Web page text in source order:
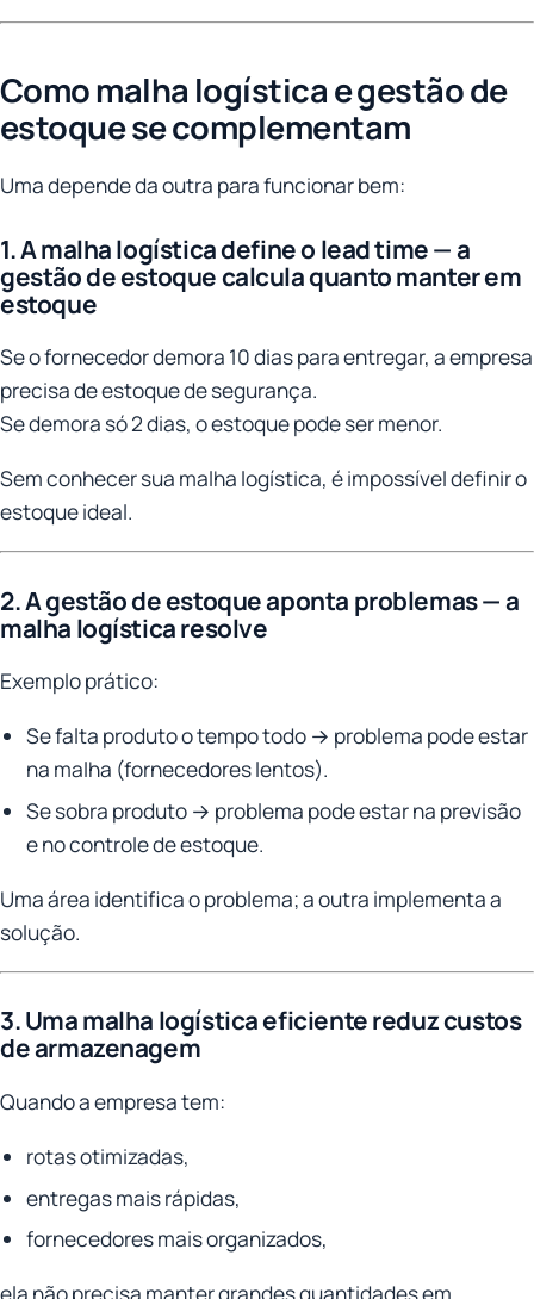
Como malha logística e gestão de
estoque se complementam
Uma depende da outra para funcionar bem:
1. A malha logística define o lead time — a
gestão de estoque calcula quanto manter em
estoque
Se o fornecedor demora 10 dias para entregar, a empresa
precisa de estoque de segurança.
Se demora só 2 dias, o estoque pode ser menor.
Sem conhecer sua malha logística, é impossível definir o
estoque ideal.
2. A gestão de estoque aponta problemas — a
malha logística resolve
Exemplo prático:
Se falta produto o tempo todo → problema pode estar
na malha (fornecedores lentos).
Se sobra produto → problema pode estar na previsão
e no controle de estoque.
Uma área identifica o problema; a outra implementa a
solução.
3. Uma malha logística eficiente reduz custos
de armazenagem
Quando a empresa tem:
rotas otimizadas,
entregas mais rápidas,
fornecedores mais organizados,